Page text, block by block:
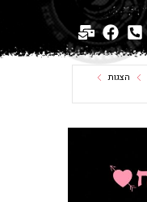
הצגות